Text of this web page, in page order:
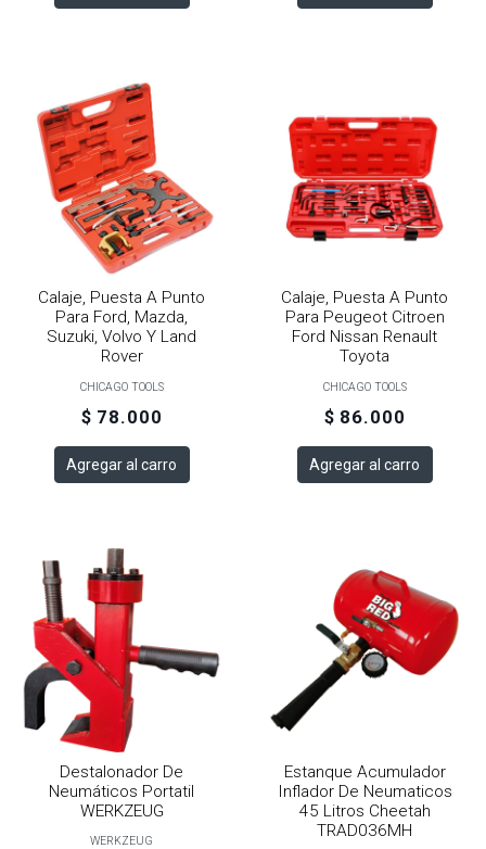
Calaje, Puesta A Punto
Para Ford, Mazda,
Suzuki, Volvo Y Land
Rover
CHICAGO TOOLS
$ 78.000
Agregar al carro
Calaje, Puesta A Punto
Para Peugeot Citroen
Ford Nissan Renault
Toyota
CHICAGO TOOLS
$ 86.000
Agregar al carro
Destalonador De
Neumáticos Portatil
WERKZEUG
WERKZEUG
Estanque Acumulador
Inflador De Neumaticos
45 Litros Cheetah
TRAD036MH